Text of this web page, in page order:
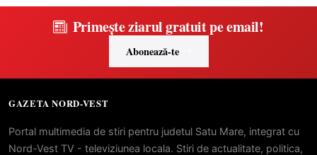
Primește ziarul gratuit pe email!
Abonează-te
GAZETA NORD-VEST
Portal multimedia de stiri pentru judetul Satu Mare, integrat cu
Nord-Vest TV - televiziunea locala. Stiri de actualitate, politica,